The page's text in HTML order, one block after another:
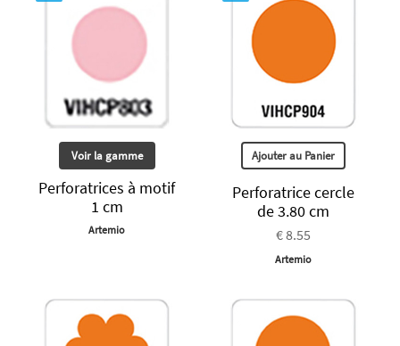
Voir la gamme
Perforatrices à motif
1 cm
Artemio
Ajouter au Panier
Perforatrice cercle
de 3.80 cm
€ 8.55
Artemio